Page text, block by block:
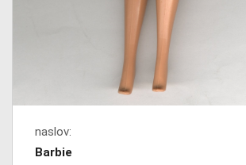
naslov:
Barbie